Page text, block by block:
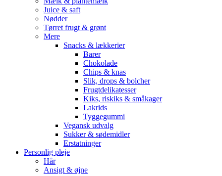
Juice & saft
Nødder
Tørret frugt & grønt
Mere
Snacks & lækkerier
Barer
Chokolade
Chips & knas
Slik, drops & bolcher
Frugtdelikatesser
Kiks, riskiks & småkager
Lakrids
Tyggegummi
Vegansk udvalg
Sukker & sødemidler
Erstatninger
Personlig pleje
Hår
Ansigt & øjne